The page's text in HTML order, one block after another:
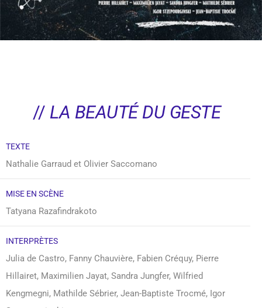
// LA BEAUTÉ DU GESTE
TEXTE
Nathalie Garraud et Olivier Saccomano
MISE EN SCÈNE
Tatyana Razafindrakoto
INTERPRÈTES
Julia de Castro, Fanny Chauvière, Fabien Créquy, Pierre
Hillairet, Maximilien Jayat, Sandra Jungfer, Wilfried
Kengmegni, Mathilde Sébrier, Jean-Baptiste Trocmé, Igor